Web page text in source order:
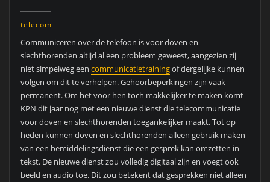
telecom
Communiceren over de telefoon is voor doven en
slechthorenden altijd al een probleem geweest, aangezien zij
niet simpelweg een communicatietrainingof dergelijke kunnen
volgen om dit te verhelpen. Gehoorbeperkingen zijn vaak
permanent. Om het voor hen toch makkelijker te maken komt
KPN dit jaar nog met een nieuwe dienst die telecommunicatie
voor doven en slechthorenden toegankelijker maakt. Tot op
heden kunnen doven en slechthorenden alleen gebruik maken
van een bemiddelingsdienst die een gesprek kan omzetten in
tekst. De nieuwe dienst zou volledig digitaal zijn en voegt ook
beeld en audio toe. Dit zou betekent dat gesprekken niet alleen